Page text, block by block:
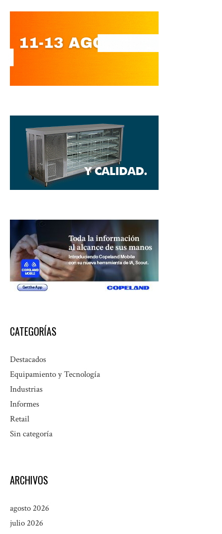
CATEGORÍAS
Destacados
Equipamiento y Tecnología
Industrias
Informes
Retail
Sin categoría
ARCHIVOS
agosto 2026
julio 2026